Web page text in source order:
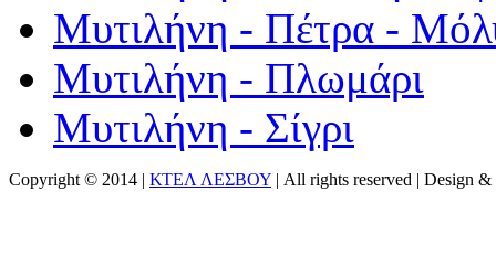
Μυτιλήνη - Πέτρα -
Μυτιλήνη - Πλωμάρι
Μυτιλήνη - Σίγρι
Copyright © 2014 | ΚΤΕΛ ΛΕΣΒΟΥ | All rights reserved | Design &